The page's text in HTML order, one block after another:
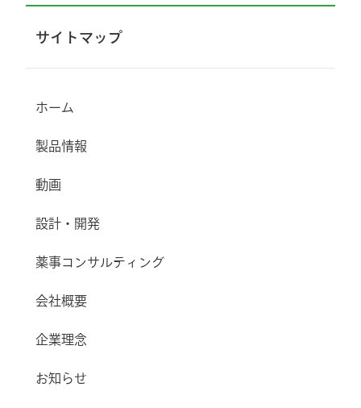
サイトマップ
ホーム
製品情報
動画
設計・開発
薬事コンサルティング
会社概要
企業理念
お知らせ